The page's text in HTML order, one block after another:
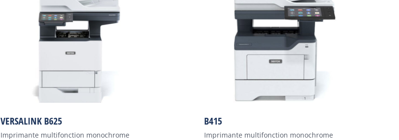
VERSALINK B625
Imprimante multifonction monochrome
B415
Imprimante multifonction monochrome